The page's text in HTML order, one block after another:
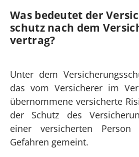
Was bedeutet der
schutz nach dem
vertrag?
Unter dem
das vom Versicherer im
übernommene versicherte
der Schutz des
einer versicherten Person
Gefahren gemeint.